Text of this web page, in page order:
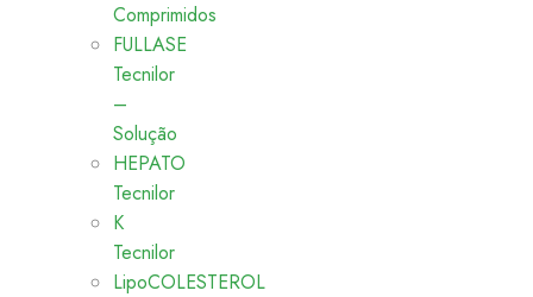
Comprimidos
FULLASE
Tecnilor
–
Solução
HEPATO
Tecnilor
K
Tecnilor
LipoCOLESTEROL